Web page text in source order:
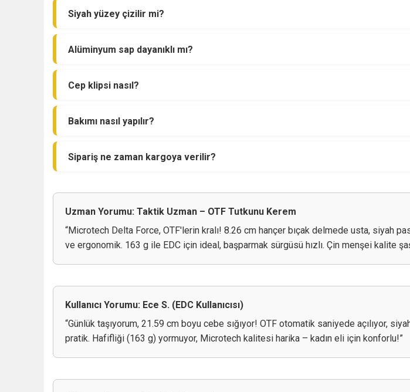
Siyah yüzey çizilir mi?
Alüminyum sap dayanıklı mı?
Cep klipsi nasıl?
Bakımı nasıl yapılır?
Sipariş ne zaman kargoya verilir?
Uzman Yorumu: Taktik Uzman – OTF Tutkunu Kerem
“Microtech Delta Force, OTF'lerin kralı! 8.26 cm hançer bıçak delmede usta, siyah
ve ergonomik. 163 g ile EDC için ideal, başparmak sürgüsü hızlı. Çin menşei kalite
Kullanıcı Yorumu: Ece S. (EDC Kullanıcısı)
“Günlük taşıyorum, 21.59 cm boyu cebe sığıyor! OTF otomatik saniyede açılıyor,
pratik. Hafifliği (163 g) yormuyor, Microtech kalitesi harika – kadın eli için konforlu!”